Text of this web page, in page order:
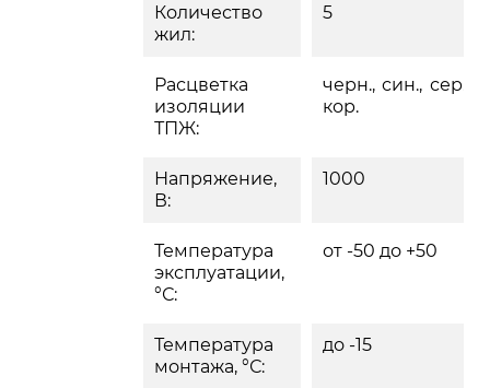
Количество
жил:
5
Расцветка
изоляции
ТПЖ:
черн., син., сер.,
кор.
Напряжение,
В:
1000
Температура
эксплуатации,
°С:
от -50 до +50
Температура
монтажа, °С:
до -15